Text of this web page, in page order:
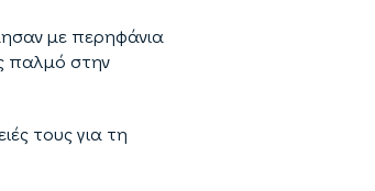
με περηφάνια
παλμό στην
τους για τη